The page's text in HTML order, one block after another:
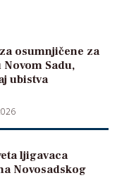
osumnjičene za
Novom Sadu,
ubistva
ljigavaca
Novosadskog